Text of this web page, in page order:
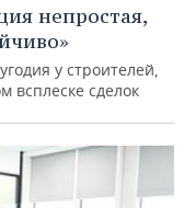
непростая,
у строителей,
всплеске сделок